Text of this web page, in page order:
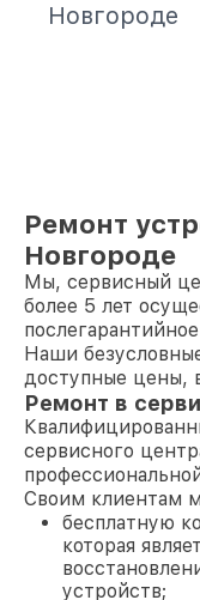
Новгороде
Ремонт
Новгороде
Мы, сервисный
более 5 лет
Наши
доступные цены,
Ремонт в
сервисного
Своим клиентам
бесплатную
которая
устройств;